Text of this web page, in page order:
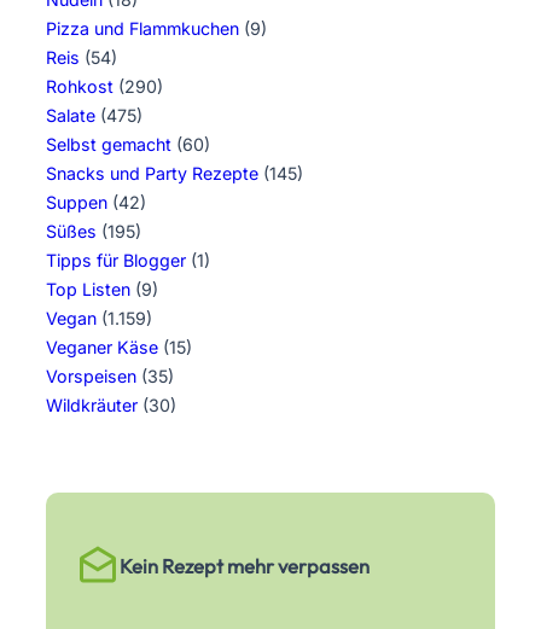
Pizza und Flammkuchen (9)
Reis (54)
Rohkost (290)
Salate (475)
Selbst gemacht (60)
Snacks und Party Rezepte (145)
Suppen (42)
Süßes (195)
Tipps für Blogger (1)
Top Listen (9)
Vegan (1.159)
Veganer Käse (15)
Vorspeisen (35)
Wildkräuter (30)
Kein Rezept mehr verpassen